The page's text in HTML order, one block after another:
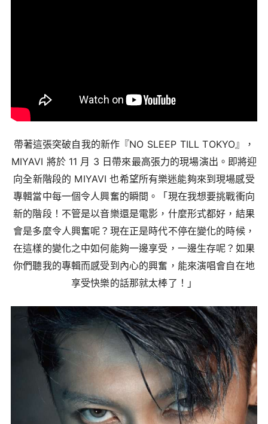
帶著這張突破自我的新作『NO SLEEP TILL TOKYO』，
MIYAVI 將於 11 月 3 日帶來最高張力的現場演出。即將迎
向全新階段的 MIYAVI 也希望所有樂迷能夠來到現場感受
專輯當中每一個令人興奮的瞬間。「現在我想要挑戰衝向
新的階段！不管是以音樂還是電影，什麼形式都好，結果
會是多麼令人興奮呢？現在正是時代不停在變化的時候，
在這樣的變化之中如何能夠一邊享受，一邊生存呢？如果
你們聽我的專輯而感受到內心的興奮，能來演唱會自在地
享受快樂的話那就太棒了！」